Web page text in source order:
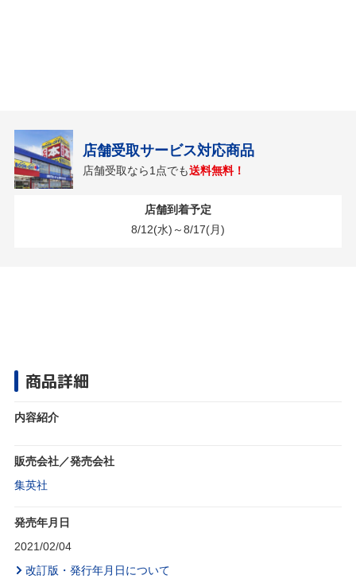
店舗受取サービス対応商品
店舗受取なら1点でも送料無料！
店舗到着予定
8/12(水)～8/17(月)
商品詳細
内容紹介
販売会社／発売会社
集英社
発売年月日
2021/02/04
改訂版・発行年月日について